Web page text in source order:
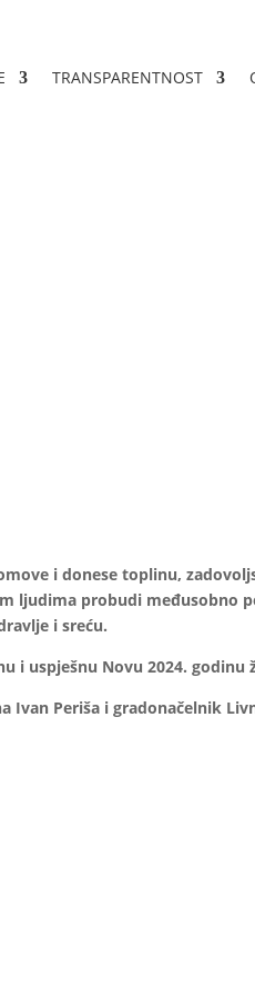
TRANSPARENTNOST
i donese toplinu,
ljudima probudi međusobno
i sreću.
i uspješnu Novu 2024. godinu
Ivan Periša i gradonačelnik